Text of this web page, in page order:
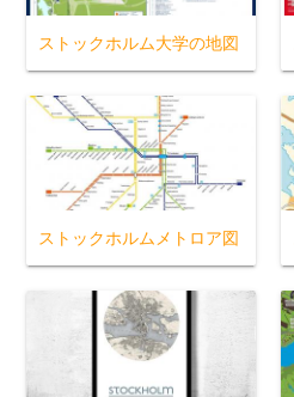
ストックホルム大学の地図
ストックホルムメトロア図